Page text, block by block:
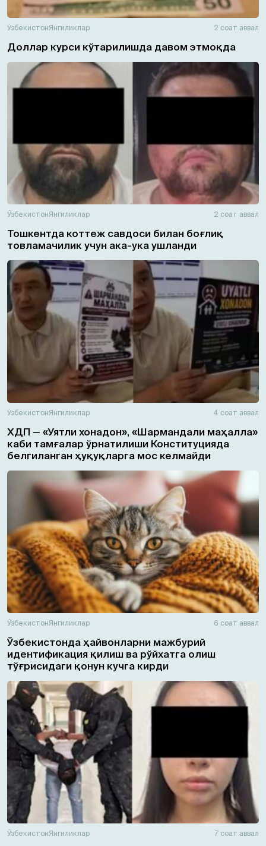
ЎзбекистонЯнгиликлар 2 соат аввал
Доллар курси кўтарилишда давом этмоқда
ЎзбекистонЯнгиликлар 2 соат аввал
Тошкентда коттеж савдоси билан боғлиқ
товламачилик учун ака-ука ушланди
ЎзбекистонЯнгиликлар 4 соат аввал
ХДП — «Уятли хонадон», «Шармандали маҳалла»
каби тамғалар ўрнатилиши Конституцияда
белгиланган ҳуқуқларга мос келмайди
ЎзбекистонЯнгиликлар 6 соат аввал
Ўзбекистонда ҳайвонларни мажбурий
идентификация қилиш ва рўйхатга олиш
тўғрисидаги қонун кучга кирди
ЎзбекистонЯнгиликлар 7 соат аввал